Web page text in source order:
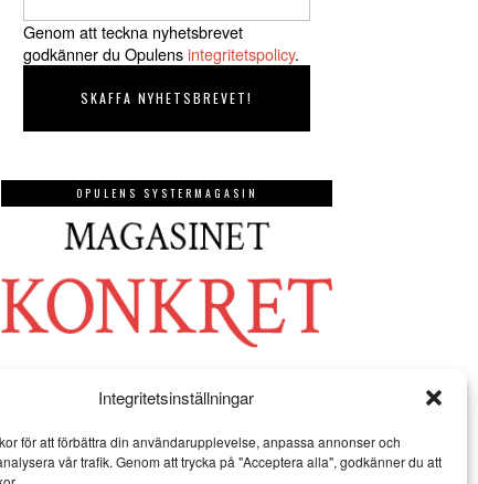
Integritetsinställningar
för att förbättra din användarupplevelse, anpassa annonser och
vår trafik. Genom att trycka på "Acceptera alla", godkänner du att
Genom att teckna nyhetsbrevet
godkänner du Opulensintegritetspolicy.
OPULENS SYSTERMAGASIN